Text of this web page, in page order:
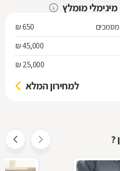
מומלץ
מסמכים
650 ₪
45,000 ₪
25,000 ₪
למחירון המלא
?